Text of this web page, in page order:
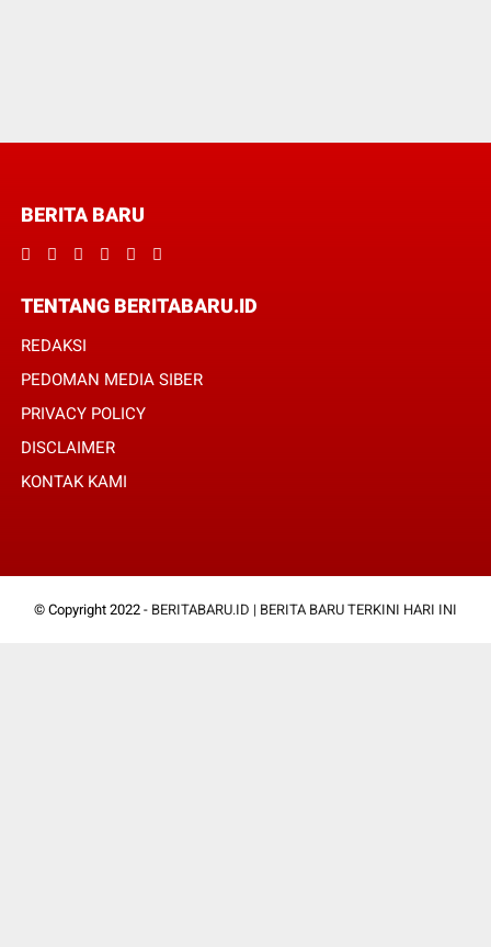
BERITA BARU
TENTANG BERITABARU.ID
REDAKSI
PEDOMAN MEDIA SIBER
PRIVACY POLICY
DISCLAIMER
KONTAK KAMI
© Copyright 2022 - BERITABARU.ID | BERITA BARU TERKINI HARI INI